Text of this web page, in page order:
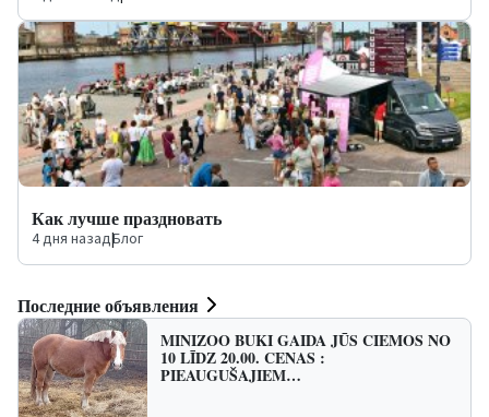
Как лучше праздновать
4 дня назад|Блог
Последние объявления
MINIZOO BUKI GAIDA JŪS CIEMOS NO
10 LĪDZ 20.00. CENAS :
PIEAUGUŠAJIEM…